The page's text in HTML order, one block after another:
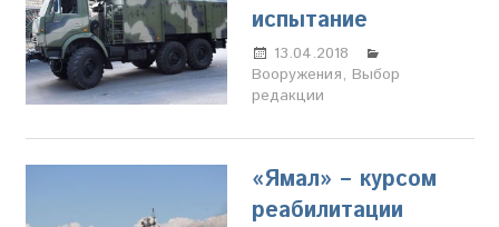
испытание
13.04.2018
Владыкин
Вооружения, Выбор
редакции
«Ямал» – курсом
реабилитации